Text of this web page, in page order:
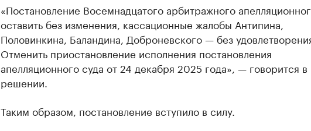
«Постановление Восемнадцатого арбитражного
оставить без изменения, кассационные жалобы Антипина,
Половинкина, Баландина, Доброневского — без
Отменить приостановление исполнения постановления
апелляционного суда от 24 декабря 2025 года», — говорится в
решении.
Таким образом, постановление вступило в силу.